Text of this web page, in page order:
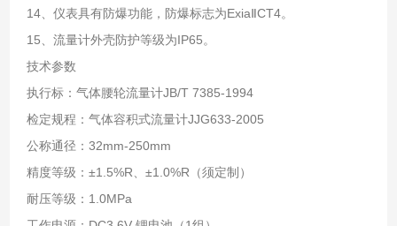
14、仪表具有防爆功能，防爆标志为ExiaⅡCT4。
15、流量计外壳防护等级为IP65。
技术参数
执行标：气体腰轮流量计JB/T 7385-1994
检定规程：气体容积式流量计JJG633-2005
公称通径：32mm-250mm
精度等级：±1.5%R、±1.0%R（须定制）
耐压等级：1.0MPa